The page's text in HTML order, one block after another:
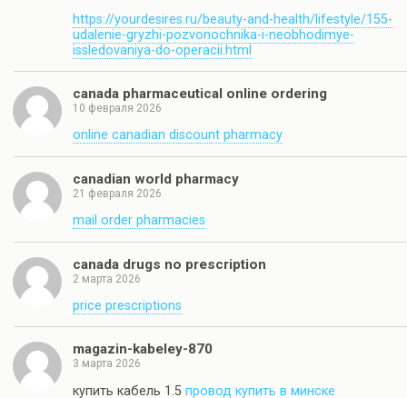
https://yourdesires.ru/beauty-and-health/lifestyle/155-
udalenie-gryzhi-pozvonochnika-i-neobhodimye-
issledovaniya-do-operacii.html
canada pharmaceutical online ordering
10 февраля 2026
online canadian discount pharmacy
canadian world pharmacy
21 февраля 2026
mail order pharmacies
canada drugs no prescription
2 марта 2026
price prescriptions
magazin-kabeley-870
3 марта 2026
купить кабель 1.5 провод купить в минске